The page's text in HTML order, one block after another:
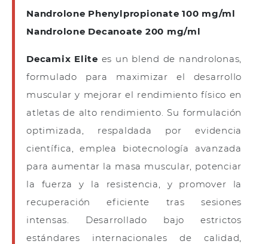
Nandrolone Phenylpropionate 100 mg/ml
Nandrolone Decanoate 200 mg/ml
Decamix Elite es un blend de nandrolonas,
formulado para maximizar el desarrollo
muscular y mejorar el rendimiento físico en
atletas de alto rendimiento. Su formulación
optimizada, respaldada por evidencia
científica, emplea biotecnología avanzada
para aumentar la masa muscular, potenciar
la fuerza y la resistencia, y promover la
recuperación eficiente tras sesiones
intensas. Desarrollado bajo estrictos
estándares internacionales de calidad,